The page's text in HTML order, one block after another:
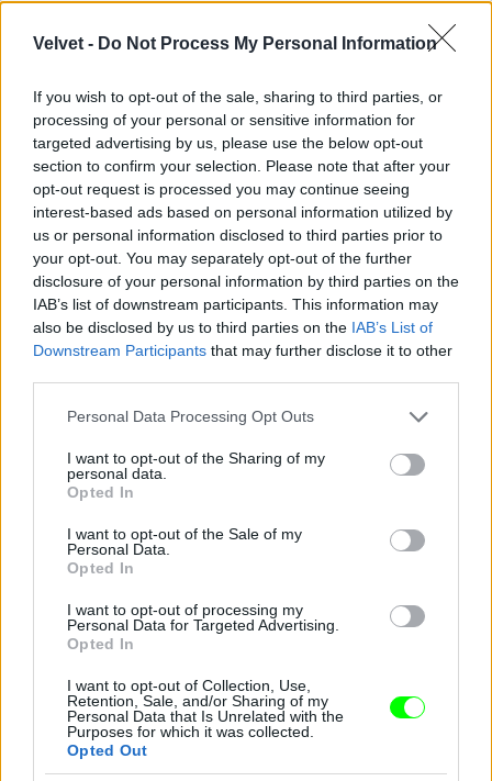
Velvet - Do Not Process My Personal Information
If you wish to opt-out of the sale, sharing to third parties, or
processing of your personal or sensitive information for
targeted advertising by us, please use the below opt-out
section to confirm your selection. Please note that after your
opt-out request is processed you may continue seeing
interest-based ads based on personal information utilized by
us or personal information disclosed to third parties prior to
your opt-out. You may separately opt-out of the further
disclosure of your personal information by third parties on the
IAB’s list of downstream participants. This information may
also be disclosed by us to third parties on the IAB’s List of
Downstream Participants that may further disclose it to other
Please note that this website/app uses one or more Google
not limited to your visit or usage behaviour. You may click to
grant or deny consent to Google and its third-party tags to
use your data for below specified purposes in below Google
consent section.
Personal Data Processing Opt Outs
I want to opt-out of the Sharing of my
personal data.
Opted In
I want to opt-out of the Sale of my
Personal Data.
Opted In
I want to opt-out of processing my
Personal Data for Targeted Advertising.
Opted In
I want to opt-out of Collection, Use,
Retention, Sale, and/or Sharing of my
Personal Data that Is Unrelated with the
Purposes for which it was collected.
Opted Out
Jön még kép!
A 27 éves Carronnak eddig "csak" egy Universiade-
arany termett.